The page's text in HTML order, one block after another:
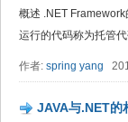
概述 .NET
运行的代码称为托管
作者: spring yang
JAVA与.NET